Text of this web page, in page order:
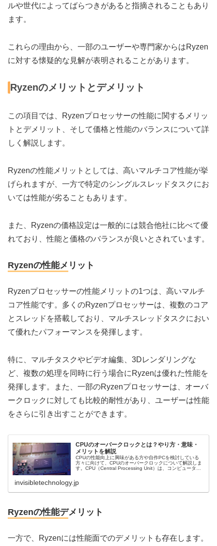
ルや世代によってばらつきがあると指摘されることもあり
ます。
これらの理由から、一部のユーザーや専門家からはRyzen
に対する懐疑的な見解が表明されることがあります。
Ryzenのメリットとデメリット
この項目では、Ryzenプロセッサーの性能に関するメリッ
トとデメリット、そして価格と性能のバランスについて詳
しく解説します。
Ryzenの性能メリットとしては、高いマルチコア性能が挙
げられますが、一方で特定のシングルスレッドタスクにお
いては性能が劣ることもあります。
また、Ryzenの価格設定は一般的には競合他社に比べて優
れており、性能と価格のバランスが良いとされています。
Ryzenの性能メリット
Ryzenプロセッサーの性能メリットの1つは、高いマルチ
コア性能です。多くのRyzenプロセッサーは、複数のコア
とスレッドを搭載しており、マルチスレッドタスクにおい
て優れたパフォーマンスを発揮します。
特に、マルチタスクやビデオ編集、3Dレンダリングな
ど、複数の処理を同時に行う場合にRyzenは優れた性能を
発揮します。また、一部のRyzenプロセッサーは、オーバ
ークロックに対しても比較的耐性があり、ユーザーは性能
をさらに引き出すことができます。
CPUのオーバークロックとは？やり方・意味・
メリットを解説
CPUの性能向上に興味がある方や自作PCを検討している
方々に向けて、CPUのオーバークロックについて解説しま
す。CPU（Central Processing Unit）は、コンピューター
invisibletechnology.jp
Ryzenの性能デメリット
一方で、Ryzenには性能面でのデメリットも存在します。